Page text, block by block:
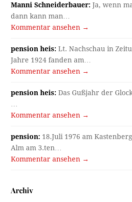
Manni Schneiderbauer: Ja, wenn
dann kann man…
Kommentar ansehen →
pension heis: Lt. Nachschau in
Jahre 1924 fanden am…
Kommentar ansehen →
pension heis: Das Gußjahr der
Kommentar ansehen →
pension: 18.Juli 1976 am
Alm am 3.ten…
Kommentar ansehen →
Archiv